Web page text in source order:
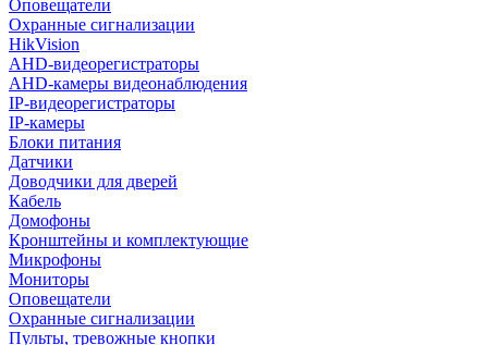
Оповещатели
Охранные сигнализации
HikVision
AHD-видеорегистраторы
AHD-камеры видеонаблюдения
IP-видеорегистраторы
IP-камеры
Блоки питания
Датчики
Доводчики для дверей
Кабель
Домофоны
Кронштейны и комплектующие
Микрофоны
Мониторы
Оповещатели
Охранные сигнализации
Пульты, тревожные кнопки